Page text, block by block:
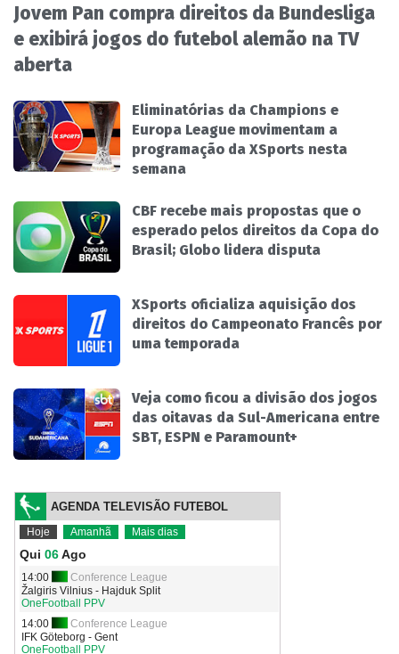
Jovem Pan compra direitos da Bundesliga
e exibirá jogos do futebol alemão na TV
aberta
Eliminatórias da Champions e
Europa League movimentam a
programação da XSports nesta
semana
CBF recebe mais propostas que o
esperado pelos direitos da Copa do
Brasil; Globo lidera disputa
XSports oficializa aquisição dos
direitos do Campeonato Francês por
uma temporada
Veja como ficou a divisão dos jogos
das oitavas da Sul-Americana entre
SBT, ESPN e Paramount+